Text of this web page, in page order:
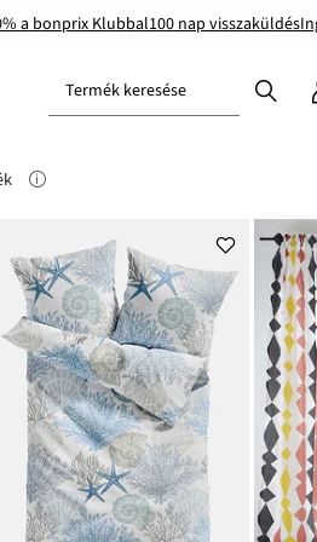
a bonprix Klubbal100 nap visszaküldés
Termék keresése